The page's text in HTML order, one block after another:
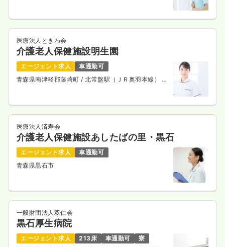
医療法人ときわ会
介護老人保健施設明生園
エージェント求人
車通勤可
青森県南津軽郡藤崎町/ 北常盤駅（ＪＲ奥羽本線） 徒
医療法人済寿会
介護老人保健施設あしたばの里・黒石
エージェント求人
車通勤可
青森県黒石市
一般財団法人双仁会
黒石厚生病院
エージェント求人 213床 車通勤可
寮